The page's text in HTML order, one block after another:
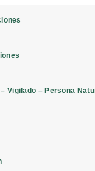
Vigilado – Persona